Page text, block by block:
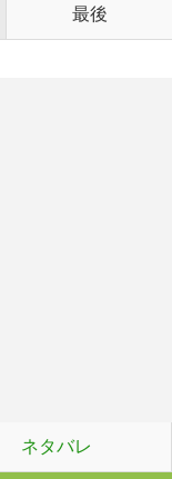
最後
ネタバレ